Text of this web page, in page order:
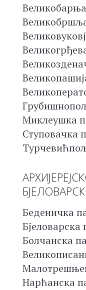
Миклеушка
Ступовачка
Беденичка
Бјеловарска
Болчанска
Нарћанска